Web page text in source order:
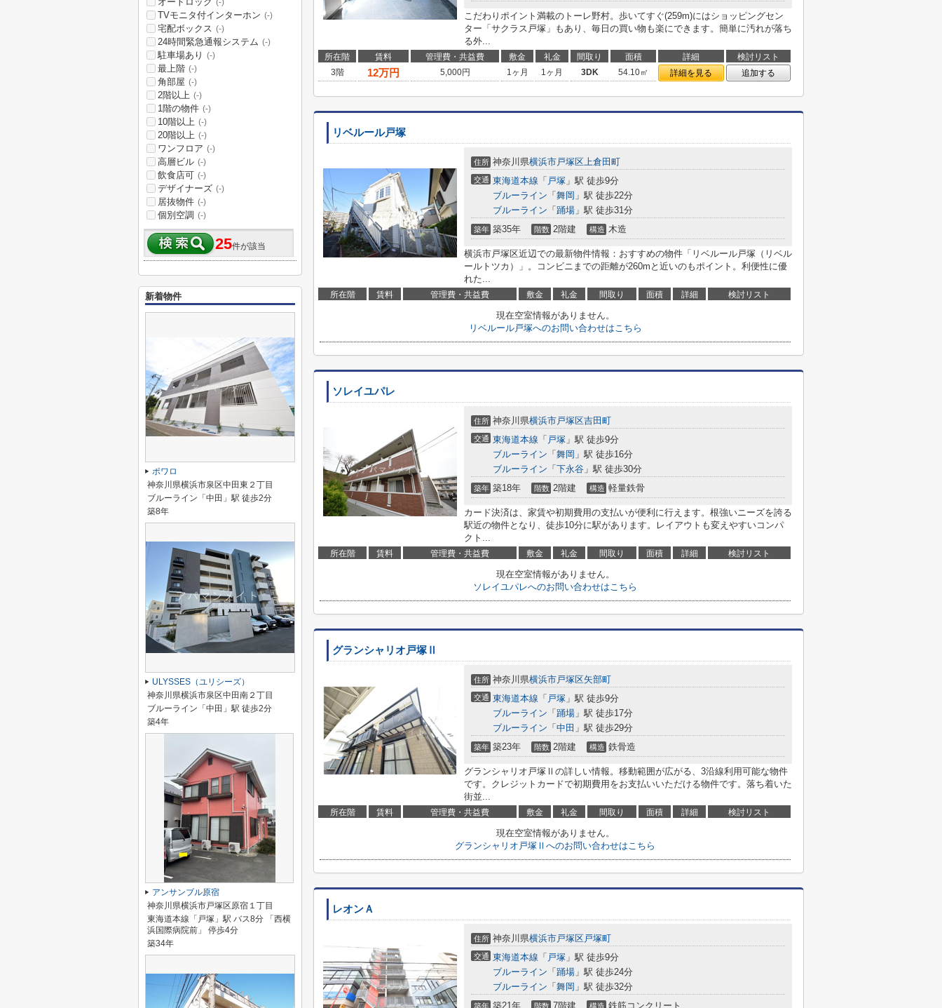
こだわりポイント満載のトーレ野村。歩いてすぐ(259m)にはショッピングセン
ター「サクラス戸塚」もあり、毎日の買い物も楽にできます。簡単に汚れが落ち
る外...
所在階 賃料 管理費・共益費 敷金 礼金 間取り 面積 詳細
検討リスト
3階
12万円 5,000円 1ヶ月 1ヶ月 3DK 54.10㎡ 詳細を見る 追加する
リベルール戸塚
住所 神奈川県横浜市戸塚区上倉田町
交通 東海道本線 「 戸塚 」駅 徒歩9分
ブルーライン 「 舞岡 」駅 徒歩22分
ブルーライン 「 踊場 」駅 徒歩31分
築年 築35年 階数 2階建 構造 木造
横浜市戸塚区近辺での最新物件情報：おすすめの物件「リベルール戸塚（リベル
ールトツカ）」。コンビニまでの距離が260mと近いのもポイント。利便性に優
れた...
所在階 賃料 管理費・共益費 敷金 礼金 間取り 面積 詳細 検討リスト
現在空室情報がありません。
リベルール戸塚へのお問い合わせはこちら
ソレイユパレ
住所 神奈川県横浜市戸塚区吉田町
交通 東海道本線 「 戸塚 」駅 徒歩9分
ブルーライン 「 舞岡 」駅 徒歩16分
ブルーライン 「 下永谷 」駅 徒歩30分
築年 築18年 階数 2階建 構造 軽量鉄骨
カード決済は、家賃や初期費用の支払いが便利に行えます。根強いニーズを誇る
駅近の物件となり、徒歩10分に駅があります。レイアウトも変えやすいコンパ
クト...
所在階 賃料 管理費・共益費 敷金 礼金 間取り 面積 詳細 検討リスト
現在空室情報がありません。
ソレイユパレへのお問い合わせはこちら
グランシャリオ戸塚Ⅱ
住所 神奈川県横浜市戸塚区矢部町
交通 東海道本線 「 戸塚 」駅 徒歩9分
ブルーライン 「 踊場 」駅 徒歩17分
ブルーライン 「 中田 」駅 徒歩29分
築年 築23年 階数 2階建 構造 鉄骨造
グランシャリオ戸塚Ⅱの詳しい情報。移動範囲が広がる、3沿線利用可能な物件
です。クレジットカードで初期費用をお支払いいただける物件です。落ち着いた
街並...
所在階 賃料 管理費・共益費 敷金 礼金 間取り 面積 詳細 検討リスト
現在空室情報がありません。
グランシャリオ戸塚Ⅱへのお問い合わせはこちら
レオンＡ
住所 神奈川県横浜市戸塚区戸塚町
交通 東海道本線 「 戸塚 」駅 徒歩9分
ブルーライン 「 踊場 」駅 徒歩24分
ブルーライン 「 舞岡 」駅 徒歩32分
築年 築21年 階数 7階建 構造 鉄筋コンクリート
(-)
TVモニタ付インターホン (-)
宅配ボックス (-)
24時間緊急通報システム (-)
駐車場あり (-)
最上階 (-)
角部屋 (-)
2階以上 (-)
1階の物件 (-)
10階以上 (-)
20階以上 (-)
ワンフロア (-)
高層ビル (-)
飲食店可 (-)
デザイナーズ (-)
居抜物件 (-)
個別空調 (-)
25件が該当
新着物件
ポワロ
神奈川県横浜市泉区中田東２丁目
ブルーライン「中田」駅 徒歩2分
築8年
ULYSSES（ユリシーズ）
神奈川県横浜市泉区中田南２丁目
ブルーライン「中田」駅 徒歩2分
築4年
アンサンブル原宿
神奈川県横浜市戸塚区原宿１丁目
東海道本線「戸塚」駅 バス8分 「西横
浜国際病院前」 停歩4分
築34年